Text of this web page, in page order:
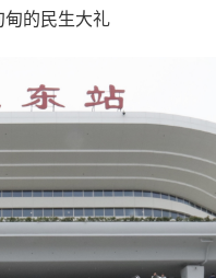
甸的民生大礼